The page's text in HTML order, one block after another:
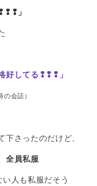
」
好してる❢❢❢」
会話）
さったのだけど、
全員私服
人も私服だそう